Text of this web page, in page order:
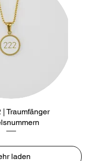
| Traumfänger
laden